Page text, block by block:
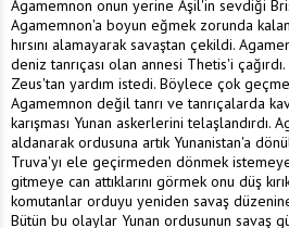
Agamemnon onun yerine Aşil'in sevdiği
Agamemnon'a boyun eğmek zorunda
hırsını alamayarak savaştan çekildi.
deniz tanrıçası olan annesi Thetis'i çağırdı.
Zeus'tan yardım istedi. Böylece çok
Agamemnon değil tanrı ve tanrıçalarda
karışması Yunan askerlerini
aldanarak ordusuna artık Yunanistan'a
Truva'yı ele geçirmeden dönmek
gitmeye can attıklarını görmek onu düş
komutanlar orduyu yeniden savaş
Bütün bu olaylar Yunan ordusunun savaş